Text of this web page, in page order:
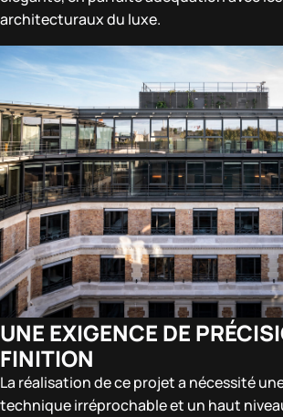
architecturaux du luxe.
UNE EXIGENCE DE
FINITION
La réalisation de ce projet a nécessité
technique irréprochable et un haut